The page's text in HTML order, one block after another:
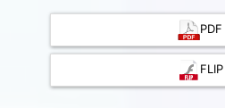
PDF
FLIP